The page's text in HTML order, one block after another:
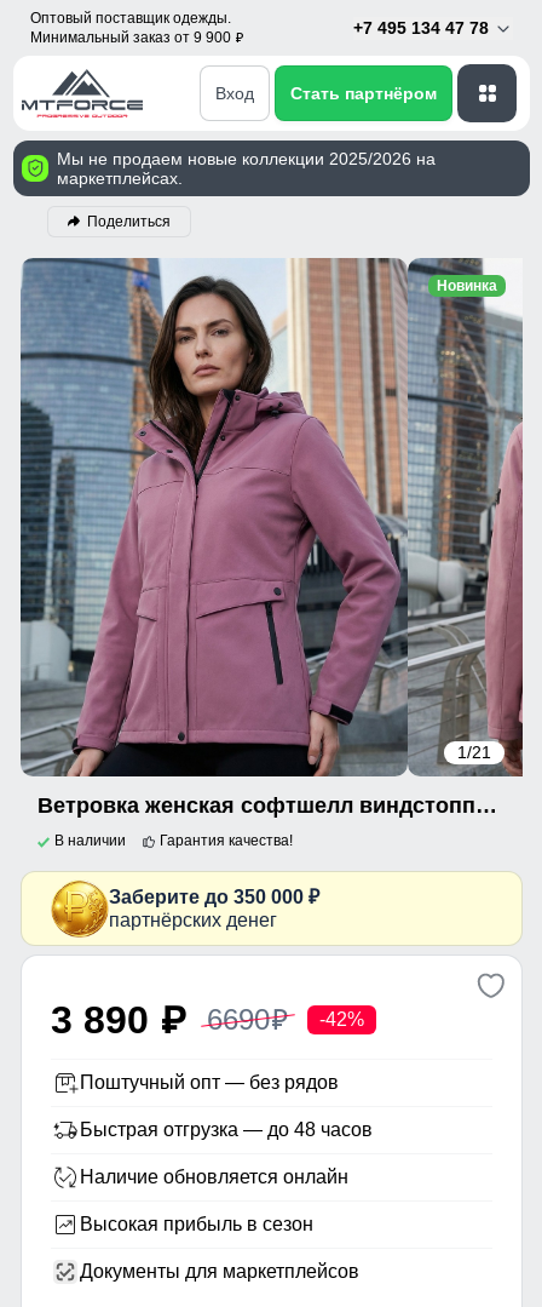
Оптовый поставщик одежды.
Минимальный заказ от 9 900 p
+7 495 134 47 78
Вход Стать партнёром
Мы не продаем новые коллекции 2025/2026 на
маркетплейсах.
Поделиться
1/21
Новинка
Ветровка женская софтшелл виндстоппер с капюшоном спортивная малинового цвета 9616_1M
В наличии Гарантия качества!
Заберите до 350 000 ₽
партнёрских денег
3 890 p 6690p -42%
Поштучный опт — без рядов
Быстрая отгрузка — до 48 часов
Наличие обновляется онлайн
Высокая прибыль в сезон
Документы для маркетплейсов